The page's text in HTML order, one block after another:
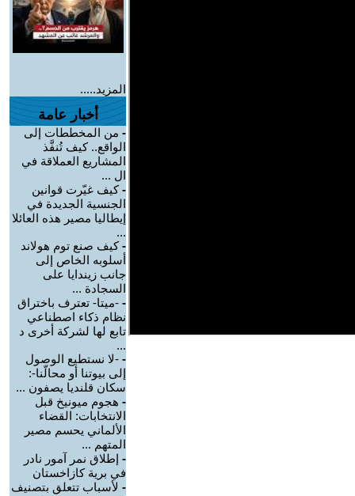
المزيد.....
أخبار عامة
- من المخططات إلى
الواقع.. كيف تُنفَّذ
المشاريع العملاقة في
ال ...
-كيف غيّرت قوانين
الجنسية الجديدة في
إيطاليا مصير هذه العائلا
...
-كيف صنع توم هولاند
أسلوبه الخاص إلى
جانب زيندايا على
السجادة ...
- -ميتا- تعترف باختراق
نظام ذكاء اصطناعي
تابع لها لشركة أخرى د
...
- -لا نستطيع الوصول
إلى بيوتنا أو محالّنا-:
سكان قلنديا يصفون ...
- هجوم ميونيخ قبل
الانتخابات: القضاء
الألماني يحسم مصير
المتهم ...
- إطلاق نمر آمور نادر
في برية كازاخستان
- لأسباب تتعلق بتصنيف